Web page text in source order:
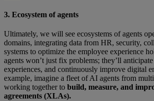
3. Ecosystem of agents
Ultimately, we will see ecosystems of agents
domains, integrating data from HR, security,
systems to optimize the employee experience
agents won’t just fix problems; they’ll
experiences, and continuously improve digital
example, imagine a fleet of AI agents from
working together to build, measure, and
agreements (XLAs).